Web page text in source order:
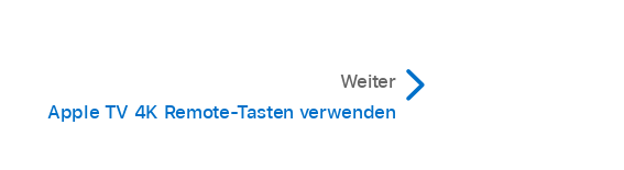
Weiter
Apple TV 4K Remote-Tasten verwenden